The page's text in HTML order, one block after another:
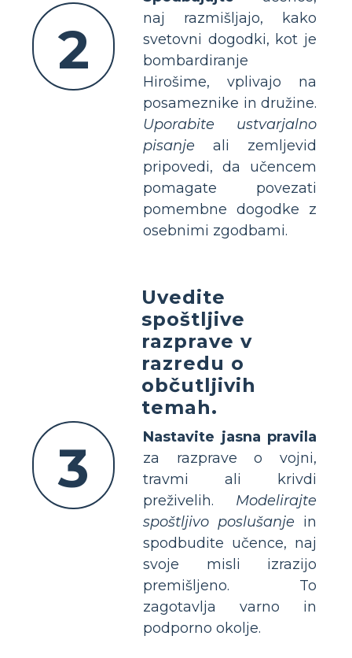
2
naj razmišljajo, kako
svetovni dogodki, kot je
bombardiranje
Hirošime, vplivajo na
posameznike in družine.
Uporabite ustvarjalno
pisanje ali zemljevid
pripovedi, da učencem
pomagate povezati
pomembne dogodke z
osebnimi zgodbami.
3
Uvedite
spoštljive
razprave v
razredu o
občutljivih
temah.
Nastavite jasna pravila
za razprave o vojni,
travmi ali krivdi
preživelih. Modelirajte
spoštljivo poslušanje in
spodbudite učence, naj
svoje misli izrazijo
premišljeno. To
zagotavlja varno in
podporno okolje.